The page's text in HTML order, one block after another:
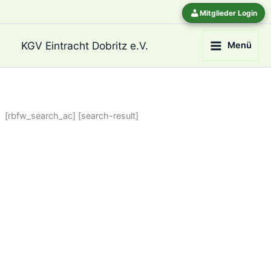
Inhalt
Mitglieder Login
KGV Eintracht Dobritz e.V. Menü
[rbfw_search_ac] [search-result]